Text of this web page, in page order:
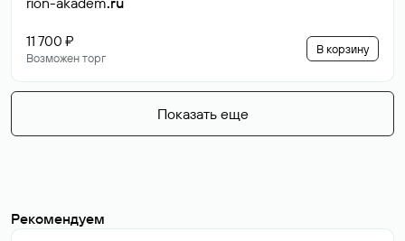
11 700 ₽
Возможен торг
В корзину
Показать еще
Рекомендуем